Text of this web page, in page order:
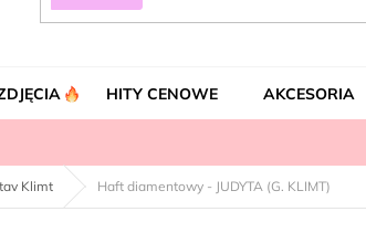
HITY CENOWE AKCESORIA
Klimt Haft diamentowy - JUDYTA (G. KLIMT)